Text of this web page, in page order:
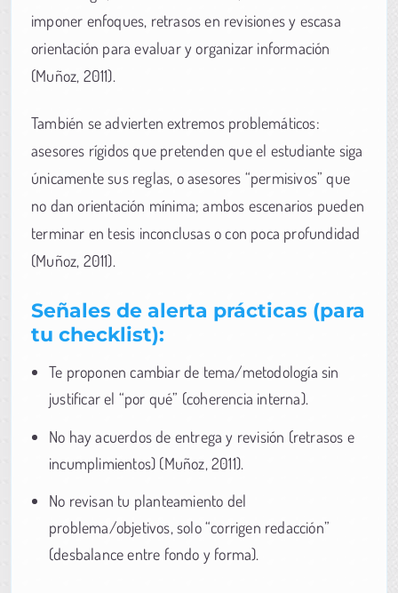
imponer enfoques, retrasos en revisiones y escasa
orientación para evaluar y organizar información
(Muñoz, 2011).
También se advierten extremos problemáticos:
asesores rígidos que pretenden que el estudiante siga
únicamente sus reglas, o asesores “permisivos” que
no dan orientación mínima; ambos escenarios pueden
terminar en tesis inconclusas o con poca profundidad
(Muñoz, 2011).
Señales de alerta prácticas (para
tu checklist):
Te proponen cambiar de tema/metodología sin
justificar el “por qué” (coherencia interna).
No hay acuerdos de entrega y revisión (retrasos e
incumplimientos) (Muñoz, 2011).
No revisan tu planteamiento del
problema/objetivos, solo “corrigen redacción”
(desbalance entre fondo y forma).